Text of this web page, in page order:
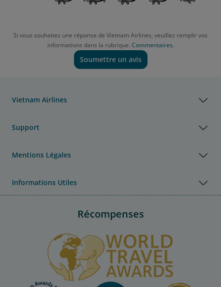
Si vous souhaitez une réponse de Vietnam Airlines, veuillez remplir vos
informations dans la rubrique. Commentaires.
Soumettre un avis
Vietnam Airlines
Support
Mentions Légales
Informations Utiles
Récompenses